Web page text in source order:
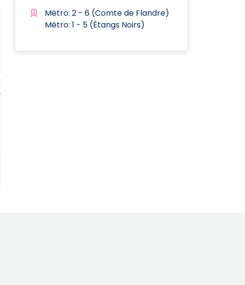
Métro: 2 - 6 (Comte de Flandre)
Métro: 1 - 5 (Étangs Noirs)